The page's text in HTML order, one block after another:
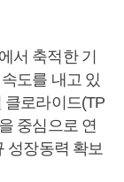
서 축적한 기
도를 내고 있
클로라이드(TP
중심으로 연
성장동력 확보